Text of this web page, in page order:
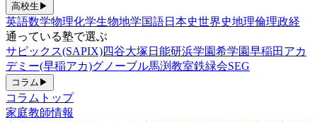
高校生 ▶
英語数学物理化学生物地学国語日本史世界史地理倫理政経
通っている塾で選ぶ
サピックス(SAPIX)四谷大塚 日能研浜学園希学園早稲田アカ
デミー(早稲アカ)グノーブル馬渕教室鉄緑会SEG
コラム ▶
コラムトップ
家庭教師情報